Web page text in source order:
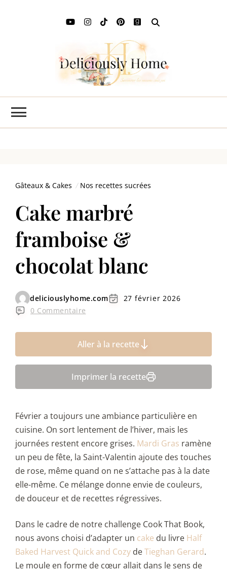
Gâteaux & Cakes Nos recettes sucrées
Cake marbré
framboise &
chocolat blanc
deliciouslyhome.com
27 février 2026
0 Commentaire
Aller à la recette
Imprimer la recette
Février a toujours une ambiance particulière en
cuisine. On sort lentement de l’hiver, mais les
journées restent encore grises. Mardi Gras ramène
un peu de fête, la Saint-Valentin ajoute des touches
de rose, même quand on ne s’attache pas à la date
elle-même. Ce mélange donne envie de couleurs,
de douceur et de recettes régressives.
Dans le cadre de notre challenge Cook That Book,
nous avons choisi d’adapter un cake du livre Half
Baked Harvest Quick and Cozy deTieghan Gerard.
Le moule en forme de cœur allait dans le sens de